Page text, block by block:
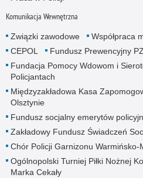
Komunikacja Wewnętrzna
Związki zawodowe Współpraca
CEPOL
Fundusz Prewencyjny
Fundacja Pomocy Wdowom i
Policjantach
Międzyzakładowa Kasa
Olsztynie
Fundusz socjalny emerytów
Zakładowy Fundusz Świadczeń
Chór Policji Garnizonu Warmińsko-
Ogólnopolski Turniej Piłki Nożnej
Marka Cekały